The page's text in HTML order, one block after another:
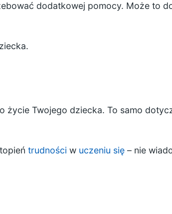
dodatkowej pomocy. Może to
życie Twojego dziecka. To samo
trudności w uczeniu się– nie